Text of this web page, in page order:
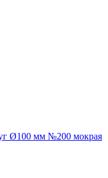
Ø100 мм №200 мокрая